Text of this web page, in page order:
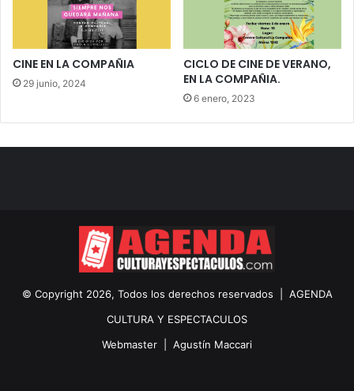
CINE EN LA COMPAÑIA
29 junio, 2024
CICLO DE CINE DE VERANO,
EN LA COMPAÑIA.
6 enero, 2023
© Copyright 2026, Todos los derechos reservados | AGENDA
CULTURA Y ESPECTACULOS
Webmaster | Agustín Maccari